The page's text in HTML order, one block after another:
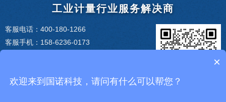
工业计量行业服务解决商
客服电话：400-180-1266
客服手机：158-6236-0173
庄镇徐海路300号智能产业园
×
欢迎来到国诺科技，请问有什么可以帮您？